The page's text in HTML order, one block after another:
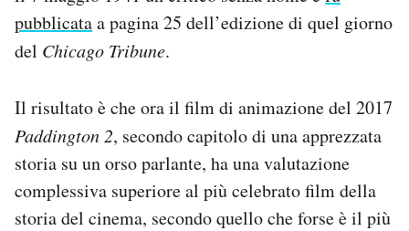
pubblicataa pagina 25 dell’edizione di quel giorno
del Chicago Tribune.
Il risultato è che ora il film di animazione del 2017
Paddington 2, secondo capitolo di una apprezzata
storia su un orso parlante, ha una valutazione
complessiva superiore al più celebrato film della
storia del cinema, secondo quello che forse è il più